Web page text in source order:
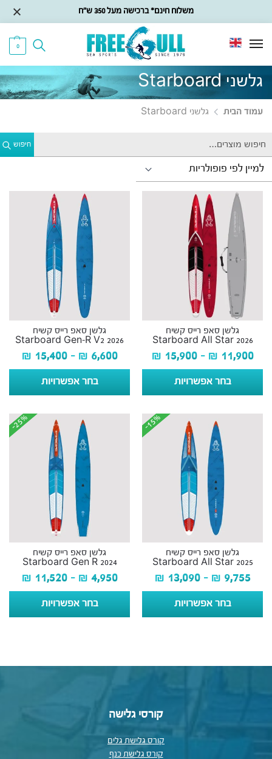
משלוח חינם* ברכישה מעל 350 ש״ח
0
גלשני Starboard
עמוד הבית גלשני Starboard
חיפוש
גלשן סאפ רייס קשיח
Starboard All Star 2026
₪ 11,900
–
₪ 15,900
בחר אפשרויות
גלשן סאפ רייס קשיח
Starboard Gen-R V2 2026
₪ 6,600
–
₪ 15,400
בחר אפשרויות
-15%
-15%
גלשן סאפ רייס קשיח
Starboard All Star 2025
₪ 9,755
–
₪ 13,090
בחר אפשרויות
-25%
-25%
גלשן סאפ רייס קשיח
Starboard Gen R 2024
₪ 4,950
–
₪ 11,520
בחר אפשרויות
קורסי גלישה
קורס גלישת גלים
קורס גלישת כנף